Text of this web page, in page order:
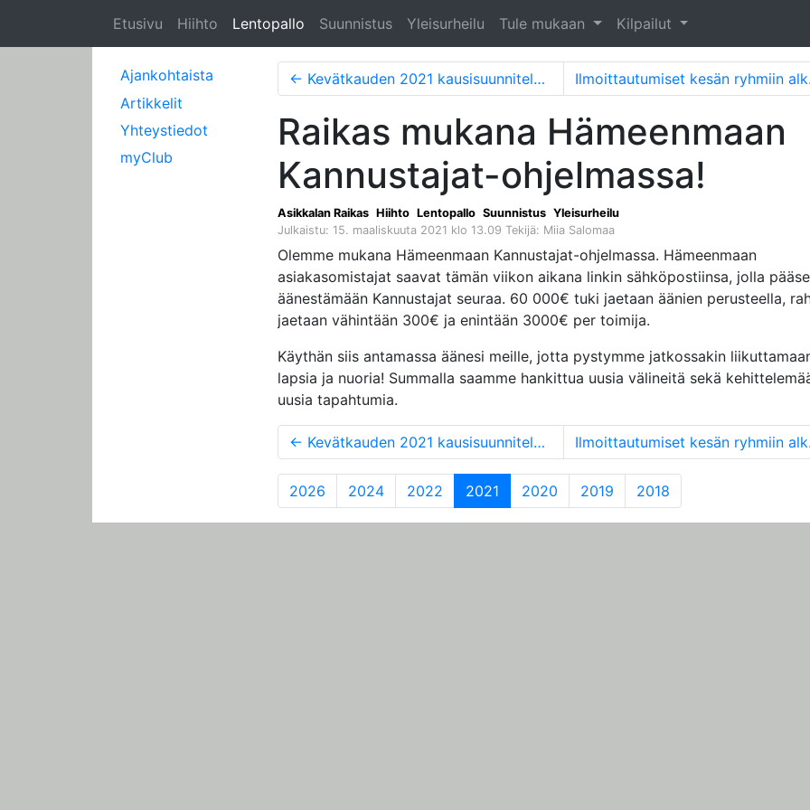
Etusivu Hiihto Lentopallo Suunnistus Yleisurheilu Tule mukaan Kilpailut
Ajankohtaista
Artikkelit
Yhteystiedot
myClub
← Kevätkauden 2021 kausisuunnitelmat ryhmien osalta
Raikas mukana Hämeenmaan
Kannustajat-ohjelmassa!
Asikkalan Raikas Hiihto Lentopallo Suunnistus Yleisurheilu
Julkaistu: 15. maaliskuuta 2021 klo 13.09 Tekijä: Miia Salomaa
Olemme mukana Hämeenmaan Kannustajat-ohjelmassa. Hämeenmaan
asiakasomistajat saavat tämän viikon aikana linkin sähköpostiinsa, jolla
äänestämään Kannustajat seuraa. 60 000€ tuki jaetaan äänien perusteella,
jaetaan vähintään 300€ ja enintään 3000€ per toimija.
Käythän siis antamassa äänesi meille, jotta pystymme jatkossakin
lapsia ja nuoria! Summalla saamme hankittua uusia välineitä sekä
uusia tapahtumia.
← Kevätkauden 2021 kausisuunnitelmat ryhmien osalta
2026 2024 2022 2021 (current)
2020 2019 2018